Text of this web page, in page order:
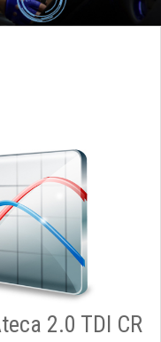
2.0 TDI CR